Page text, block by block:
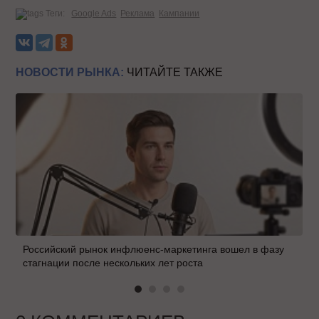
Теги: Google Ads Реклама Кампании
НОВОСТИ РЫНКА: ЧИТАЙТЕ ТАКЖЕ
Российский рынок инфлюенс-маркетинга вошел в фазу
стагнации после нескольких лет роста